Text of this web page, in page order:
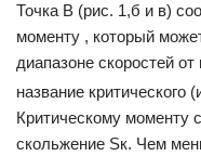
Точка В (рис. 1,б и в)
моменту , который
диапазоне скоростей
название
Критическому моменту
скольжение Sк. Чем